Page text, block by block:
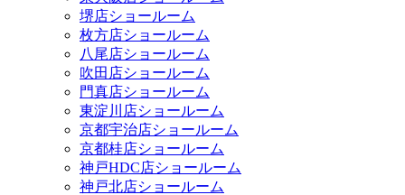
堺店ショールーム
枚方店ショールーム
八尾店ショールーム
吹田店ショールーム
門真店ショールーム
東淀川店ショールーム
京都宇治店ショールーム
京都桂店ショールーム
神戸HDC店ショールーム
神戸北店ショールーム